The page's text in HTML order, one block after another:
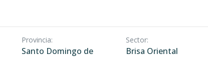
Provincia:
Santo Domingo de
Sector:
Brisa Oriental